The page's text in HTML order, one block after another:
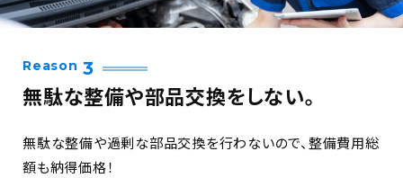
Reason 3
無駄な整備や部品交換をしない。
無駄な整備や過剰な部品交換を行わないので、整備費用総
額も納得価格！